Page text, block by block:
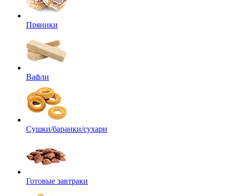
Пряники
Вафли
Сушки/баранки/сухари
Готовые завтраки